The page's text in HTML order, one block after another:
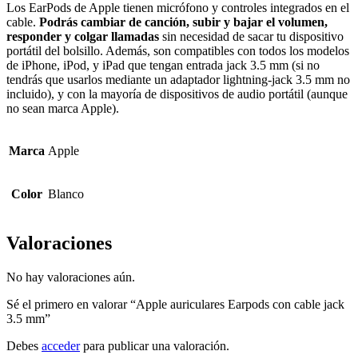
Los EarPods de Apple tienen micrófono y controles integrados en el
cable. Podrás cambiar de canción, subir y bajar el volumen,
responder y colgar llamadas sin necesidad de sacar tu dispositivo
portátil del bolsillo. Además, son compatibles con todos los modelos
de iPhone, iPod, y iPad que tengan entrada jack 3.5 mm (si no
tendrás que usarlos mediante un adaptador lightning-jack 3.5 mm no
incluido), y con la mayoría de dispositivos de audio portátil (aunque
no sean marca Apple).
Marca Apple
Color Blanco
Valoraciones
No hay valoraciones aún.
Sé el primero en valorar “Apple auriculares Earpods con cable jack
3.5 mm”
Debes accederpara publicar una valoración.